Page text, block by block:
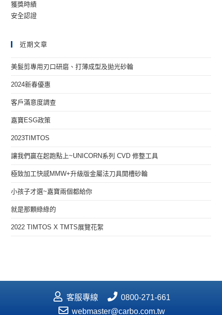
獲獎時績
安全認證
近期文章
美髮剪專用刃口研磨、打薄成型及拋光砂輪
2024新春優惠
客戶滿意度調查
嘉寶ESG政策
2023TIMTOS
讓我們贏在起跑點上~UNICORN系列 CVD 修整工具
極致加工快感MMW+升級版金屬法刀具開槽砂輪
小孩子才選~嘉寶兩個都給你
就是那顆綠綠的
2022 TIMTOS X TMTS展覽花絮
客服專線
0800-271-661
webmaster@carbo.com.tw